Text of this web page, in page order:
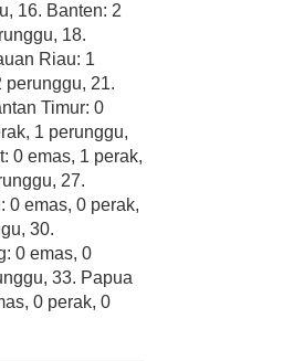
16. Banten: 2
18.
Riau: 1
perunggu, 21.
Timur: 0
1 perunggu,
0 emas, 1 perak,
27.
0 emas, 0 perak,
30.
0 emas, 0
33. Papua
0 perak, 0